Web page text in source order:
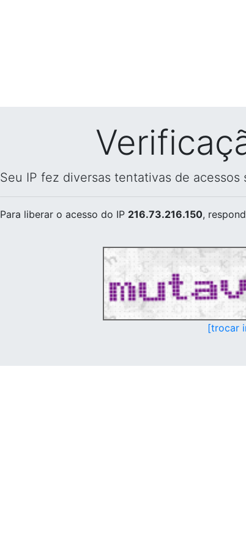
Seu IP fez diversas tentativas de
Para liberar o acesso do IP 216.73.216.150,
[trocar